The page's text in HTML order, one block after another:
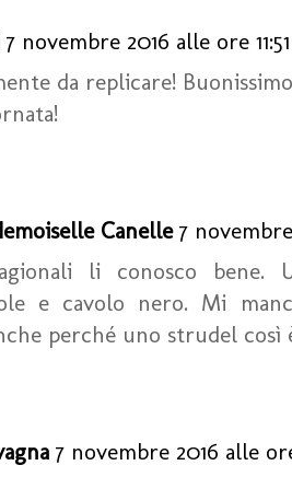
7 novembre 2016 alle ore 11:51
da replicare!
Canelle 7
li conosco bene.
e cavolo nero. Mi
perché uno strudel così
7 novembre 2016 alle